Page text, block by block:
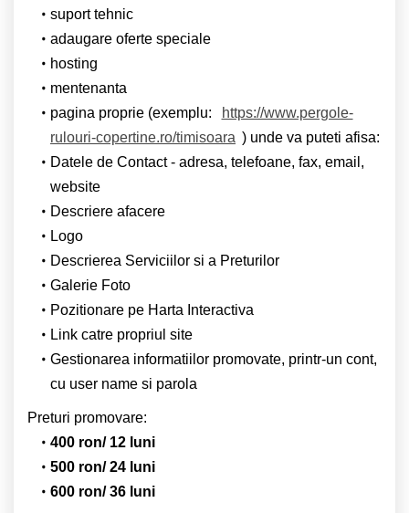
suport tehnic
adaugare oferte speciale
hosting
mentenanta
pagina proprie (exemplu:
https://www.pergole-
rulouri-copertine.ro/timisoara ) unde va puteti afisa:
Datele de Contact - adresa, telefoane, fax, email,
website
Descriere afacere
Logo
Descrierea Serviciilor si a Preturilor
Galerie Foto
Pozitionare pe Harta Interactiva
Link catre propriul site
Gestionarea informatiilor promovate, printr-un cont,
cu user name si parola
Preturi promovare:
400 ron/ 12 luni
500 ron/ 24 luni
600 ron/ 36 luni